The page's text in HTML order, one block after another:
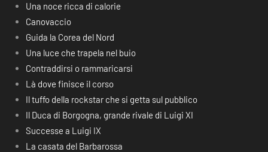
Una noce ricca di calorie
Canovaccio
Guida la Corea del Nord
Una luce che trapela nel buio
Contraddirsi o rammaricarsi
Là dove finisce il corso
Il tuffo della rockstar che si getta sul pubblico
Il Duca di Borgogna, grande rivale di Luigi XI
Successe a Luigi IX
La casata del Barbarossa